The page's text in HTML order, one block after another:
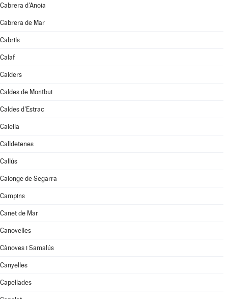
Cabrera d'Anoia
Cabrera de Mar
Cabrils
Calaf
Calders
Caldes de Montbui
Caldes d'Estrac
Calella
Calldetenes
Callús
Calonge de Segarra
Campins
Canet de Mar
Canovelles
Cànoves i Samalús
Canyelles
Capellades